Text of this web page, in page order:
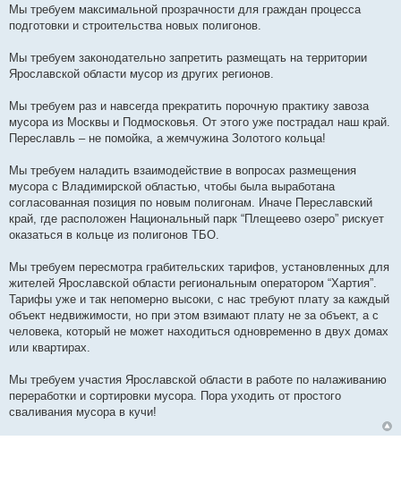
Мы требуем максимальной прозрачности для граждан процесса
подготовки и строительства новых полигонов.
Мы требуем законодательно запретить размещать на территории
Ярославской области мусор из других регионов.
Мы требуем раз и навсегда прекратить порочную практику завоза
мусора из Москвы и Подмосковья. От этого уже пострадал наш край.
Переславль – не помойка, а жемчужина Золотого кольца!
Мы требуем наладить взаимодействие в вопросах размещения
мусора с Владимирской областью, чтобы была выработана
согласованная позиция по новым полигонам. Иначе Переславский
край, где расположен Национальный парк “Плещеево озеро” рискует
оказаться в кольце из полигонов ТБО.
Мы требуем пересмотра грабительских тарифов, установленных для
жителей Ярославской области региональным оператором “Хартия”.
Тарифы уже и так непомерно высоки, с нас требуют плату за каждый
объект недвижимости, но при этом взимают плату не за объект, а с
человека, который не может находиться одновременно в двух домах
или квартирах.
Мы требуем участия Ярославской области в работе по налаживанию
переработки и сортировки мусора. Пора уходить от простого
сваливания мусора в кучи!